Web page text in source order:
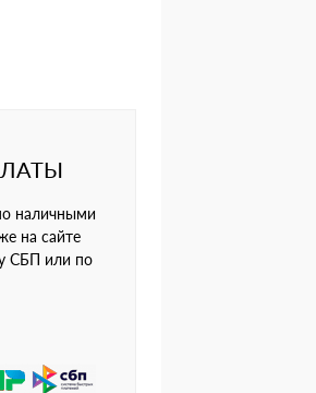
наличными
на сайте
СБП или по